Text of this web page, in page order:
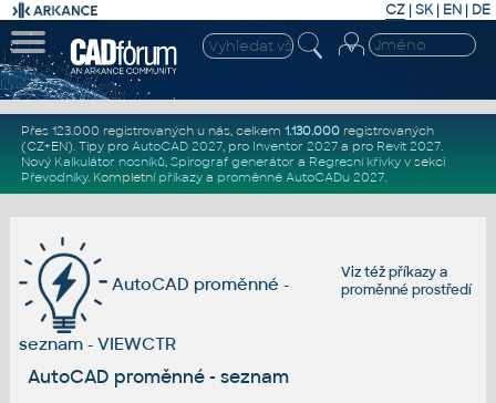
CZ | SK| EN | DE
Přes 123.000 registrovaných u nás, celkem 1.130.000registrovaných
(CZ+EN). Tipy pro AutoCAD 2027, pro Inventor 2027a pro Revit 2027.
Nový Kalkulátor nosníků, Spirograf generátor a Regresní křivkyv sekci
Převodníky. Kompletní příkazya proměnné AutoCADu 2027.
Viz téžpříkazya
proměnné prostředí
AutoCAD proměnné -
seznam - VIEWCTR
AutoCAD proměnné - seznam